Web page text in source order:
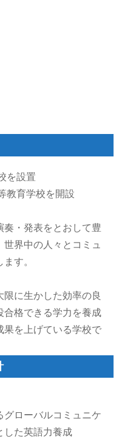
を設置
教育学校を開設
奏・発表をとおして豊
界中の人々とコミュ
す。
限に生かした効率の良
合格できる学力を養成
果を上げている学校で
グローバルコミュニケ
した英語力養成